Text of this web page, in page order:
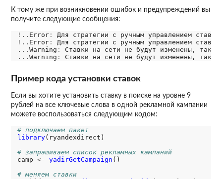
К тому же при возникновении ошибок и предупреждений вы
получите следующие сообщения:
! ..Error:
! ..Error:
Для стратегии с ручным управлением
...Warning :
Ставки на сети не будут изменены, так
...Warning :
Пример кода установки ставок
Если вы хотите установить ставку в поиске на уровне 9
рублей на все ключевые слова в одной рекламной кампании
можете воспользоваться следующим кодом:
# подключаем пакет
library(ryandexdirect)
# запрашиваем список рекламных кампаний
camp <- yadirGetCampaign ()
# меняем ставки